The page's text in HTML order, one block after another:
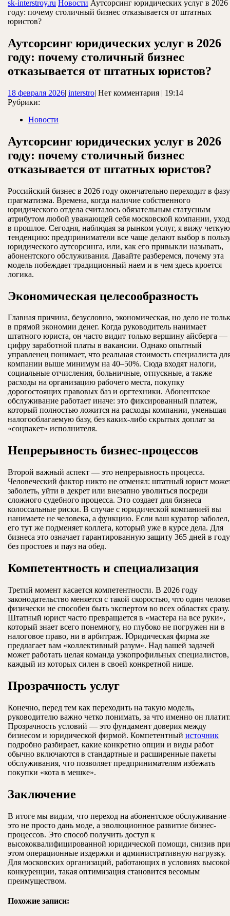
sk-interstroy.ru Новости Аутсорсинг юридических услуг в 2026
году: почему столичный бизнес отказывается от штатных
юристов?
Аутсорсинг юридических услуг в 2026
году: почему столичный бизнес
отказывается от штатных юристов?
18 февраля 202618
| interstrointerstro
| Нет комментария | 19:14
Рубрики:
Новости
Аутсорсинг юридических услуг в 2026
году: почему столичный бизнес
отказывается от штатных юристов?
Российский бизнес в 2026 году окончательно переходит в фазу
прагматизма. Времена, когда наличие собственного
юридического отдела считалось обязательным статусным
атрибутом любой уважающей себя московской компании,
в прошлое. Сегодня, наблюдая за рынком услуг, я вижу четкую
тенденцию: предприниматели все чаще делают выбор в
юридического аутсорсинга, или, как его привыкли называть,
абонентского обслуживания. Давайте разберемся, почему эта
модель побеждает традиционный наем и в чем здесь кроется
логика.
Экономическая целесообразность
Главная причина, безусловно, экономическая, но дело не
в прямой экономии денег. Когда руководитель нанимает
штатного юриста, он часто видит только вершину айсберга —
цифру заработной платы в вакансии. Однако опытный
управленец понимает, что реальная стоимость специалиста
компании выше минимум на 40–50%. Сюда входят налоги,
социальные отчисления, больничные, отпускные, а также
расходы на организацию рабочего места, покупку
дорогостоящих правовых баз и оргтехники. Абонентское
обслуживание работает иначе: это фиксированный платеж,
который полностью ложится на расходы компании, уменьшая
налогооблагаемую базу, без каких-либо скрытых доплат за
«соцпакет» исполнителя.
Непрерывность бизнес-процессов
Второй важный аспект — это непрерывность процесса.
Человеческий фактор никто не отменял: штатный юрист
заболеть, уйти в декрет или внезапно уволиться посреди
сложного судебного процесса. Это создает для бизнеса
колоссальные риски. В случае с юридической компанией вы
нанимаете не человека, а функцию. Если ваш куратор заболел,
его тут же подменяет коллега, который уже в курсе дела. Для
бизнеса это означает гарантированную защиту 365 дней в году
без простоев и пауз на обед.
Компетентность и специализация
Третий момент касается компетентности. В 2026 году
законодательство меняется с такой скоростью, что один
физически не способен быть экспертом во всех областях сразу.
Штатный юрист часто превращается в «мастера на все руки»,
который знает всего понемногу, но глубоко не погружен ни в
налоговое право, ни в арбитраж. Юридическая фирма же
предлагает вам «коллективный разум». Над вашей задачей
может работать целая команда узкопрофильных специалистов,
каждый из которых силен в своей конкретной нише.
Прозрачность услуг
Конечно, перед тем как переходить на такую модель,
руководителю важно четко понимать, за что именно он
Прозрачность условий — это фундамент доверия между
бизнесом и юридической фирмой. Компетентный источник
подробно разбирает, какие конкретно опции и виды работ
обычно включаются в стандартные и расширенные пакеты
обслуживания, что позволяет предпринимателям избежать
покупки «кота в мешке».
Заключение
В итоге мы видим, что переход на абонентское
это не просто дань моде, а эволюционное развитие бизнес-
процессов. Это способ получить доступ к
высококвалифицированной юридической помощи, снизив при
этом операционные издержки и административную нагрузку.
Для московских организаций, работающих в условиях
конкуренции, такая оптимизация становится весомым
преимуществом.
Похожие записи: